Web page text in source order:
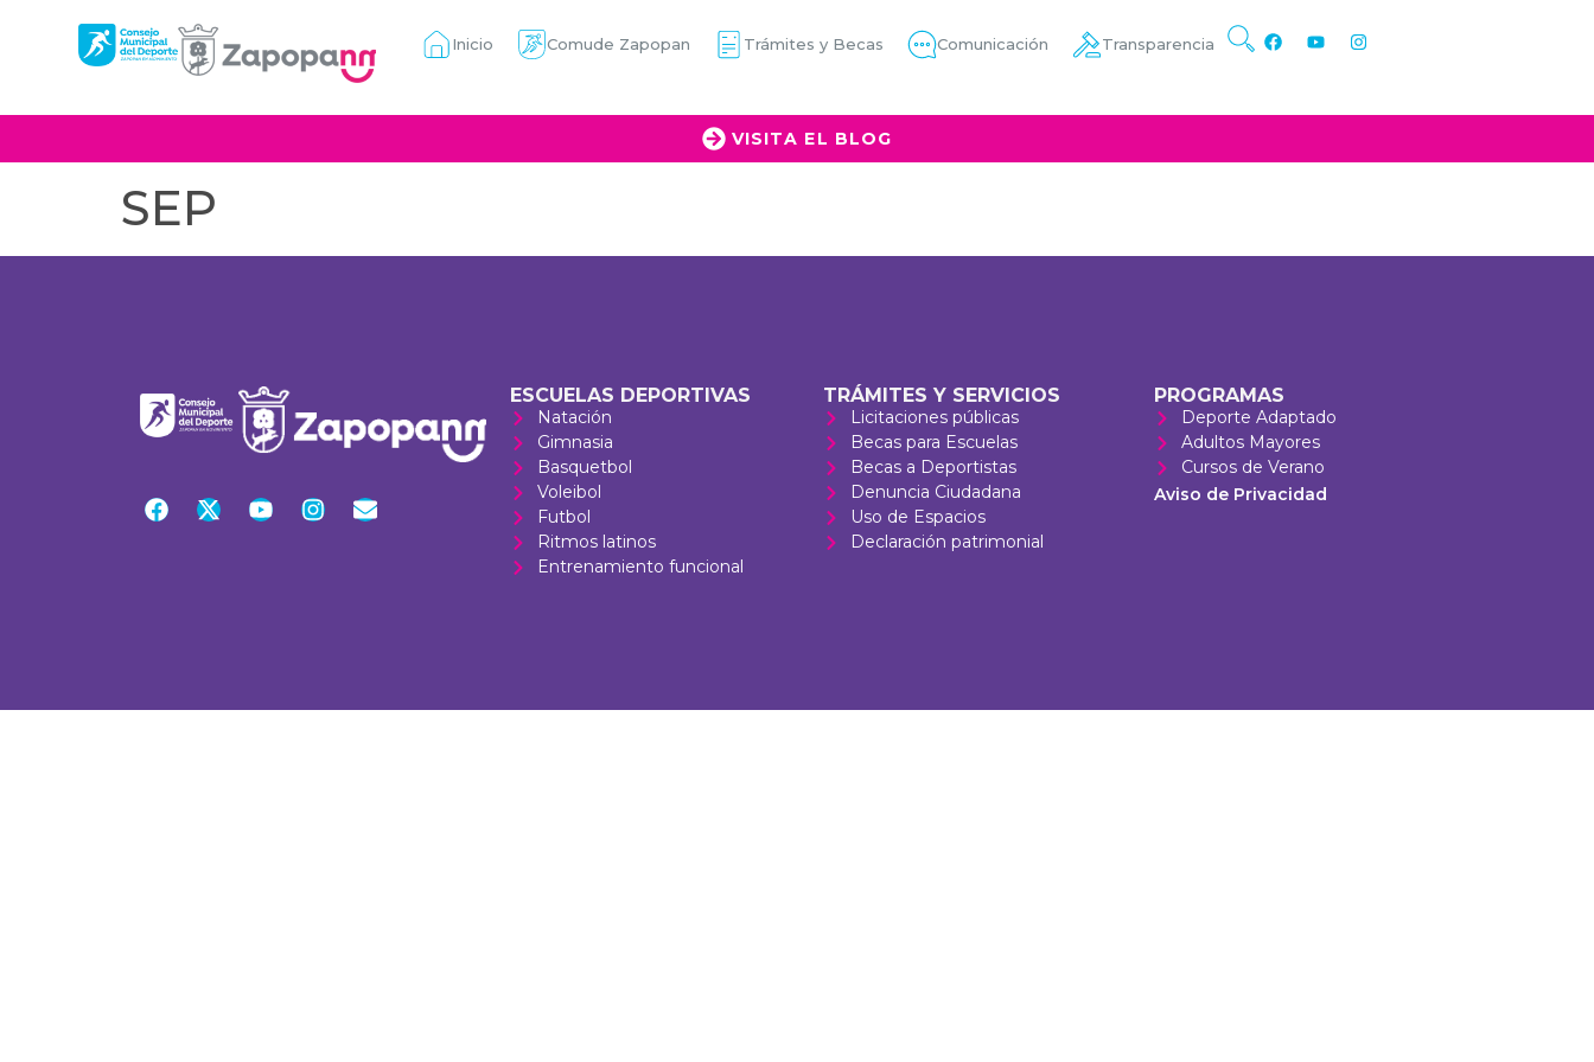
Inicio Comude Zapopan Trámites y Becas Comunicación Transparencia
VISITA EL BLOG
SEP
ESCUELAS DEPORTIVAS
Natación
Gimnasia
Basquetbol
Voleibol
Futbol
Ritmos latinos
Entrenamiento funcional
TRÁMITES Y SERVICIOS
Licitaciones públicas
Becas para Escuelas
Becas a Deportistas
Denuncia Ciudadana
Uso de Espacios
Declaración patrimonial
PROGRAMAS
Deporte Adaptado
Adultos Mayores
Cursos de Verano
Aviso de Privacidad